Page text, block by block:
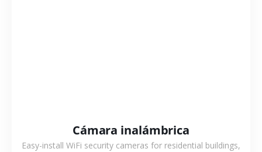
Cámara inalámbrica
Easy-install WiFi security cameras for residential buildings,